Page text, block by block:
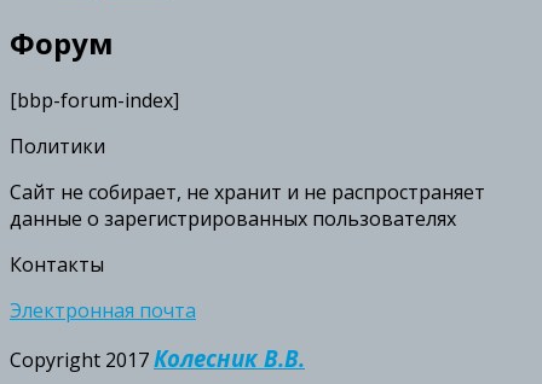
Форум
[bbp-forum-index]
Политики
Сайт не собирает, не хранит и не распространяет
данные о зарегистрированных пользователях
Контакты
Электронная почта
Copyright 2017Колесник В.В.